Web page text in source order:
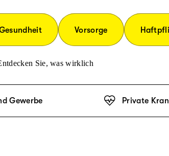
Vorsorge
Sie, was wirklich
Gewerbe Private